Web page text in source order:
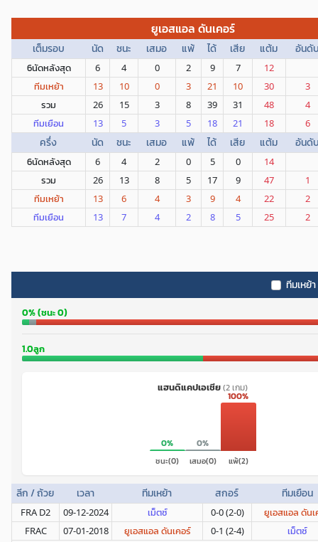
ยูเอสแอล ดันเคอร์
เต็มรอบ นัด ชนะ เสมอ แพ้ ได้ เสีย แต้ม อันดั
6นัดหลังสุด 6 4 0 2 9 7 12
ทีมเหย้า 13 10 0 3 21 10 30 3
รวม 26 15 3 8 39 31 48 4
ทีมเยือน 13 5 3 5 18 21 18 6
ครึ่ง นัด ชนะ เสมอ แพ้ ได้ เสีย แต้ม อันดั
6นัดหลังสุด 6 4 2 0 5 0 14
รวม 26 13 8 5 17 9 47 1
ทีมเหย้า 13 6 4 3 9 4 22 2
ทีมเยือน 13 7 4 2 8 5 25 2
ทีมเหย้า
0% (ชนะ 0)
1.0ลูก
แฮนดิแคปเอเชีย(2 เกม)
0%
ชนะ(0)
0%
เสมอ(0)
100%
แพ้(2)
ลีก / ถ้วย เวลา ทีมเหย้า สกอร์ ทีมเยือน
FRA D2 09-12-2024 เม็ตซ์ 0-0 (2-0) ยูเอสแอล ดัน
FRAC 07-01-2018 ยูเอสแอล ดันเคอร์ 0-1 (2-4) เม็ตซ์